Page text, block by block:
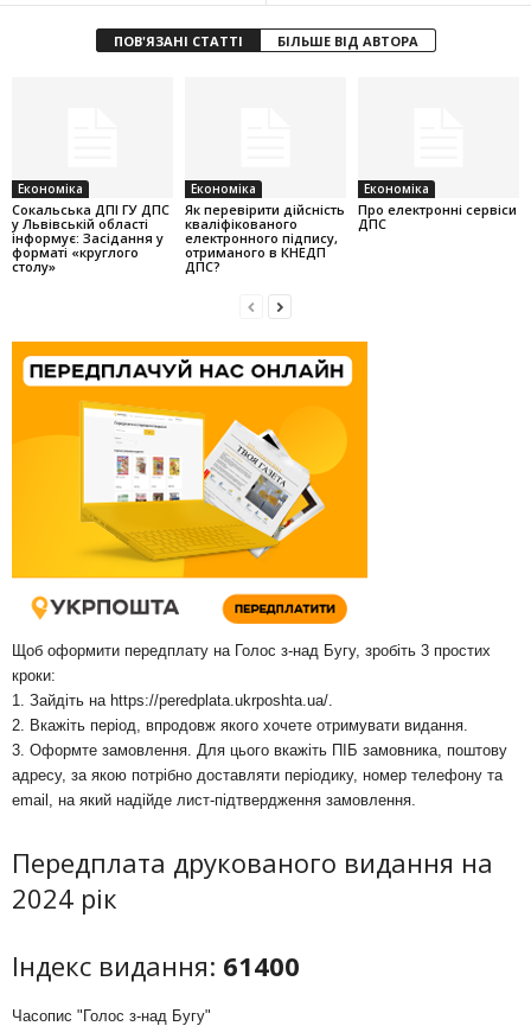
ПОВ'ЯЗАНІ СТАТТІ БІЛЬШЕ ВІД АВТОРА
Економіка
Cокальська ДПІ ГУ ДПС
у Львівській області
інформує: Засідання у
форматі «круглого
столу»
Економіка
Як перевірити дійсність
кваліфікованого
електронного підпису,
отриманого в КНЕДП
ДПС?
Економіка
Про електронні сервіси
ДПС
Щоб оформити передплату на Голос з-над Бугу, зробіть 3 простих
кроки:
1. Зайдіть на https://peredplata.ukrposhta.ua/
2. Вкажіть період, впродовж якого хочете отримувати видання.
3. Оформте замовлення. Для цього вкажіть ПІБ замовника, поштову
адресу, за якою потрібно доставляти періодику, номер телефону та
email, на який надійде лист-підтвердження замовлення.
Передплата друкованого видання на
2024 рік
Індекс видання: 61400
Часопис "Голос з-над Бугу"